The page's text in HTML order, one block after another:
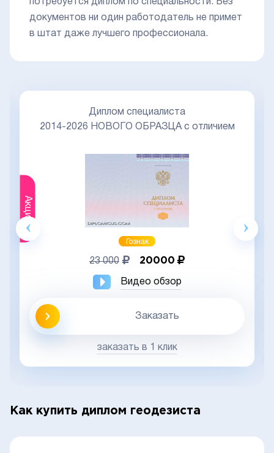
потребуется диплом по специальности. Без
документов ни один работодатель не примет
в штат даже лучшего профессионала.
Акция
Диплом специалиста
2014-2026 НОВОГО ОБРАЗЦА с отличием
Гознак
23 000 20000
Видео обзор
Заказать
заказать в 1 клик
Как купить диплом геодезиста